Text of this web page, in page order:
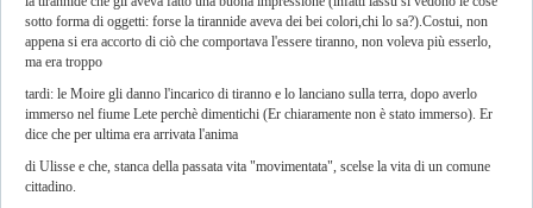
sotto forma di oggetti: forse la tirannide aveva dei bei colori,chi lo sa?).Costui, non
appena si era accorto di ciò che comportava l'essere tiranno, non voleva più esserlo,
ma era troppo
tardi: le Moire gli danno l'incarico di tiranno e lo lanciano sulla terra, dopo averlo
immerso nel fiume Lete perchè dimentichi (Er chiaramente non è stato immerso). Er
dice che per ultima era arrivata l'anima
di Ulisse e che, stanca della passata vita "movimentata", scelse la vita di un comune
cittadino.